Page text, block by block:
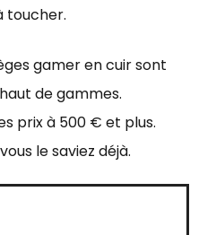
toucher.
gamer en cuir sont
de gammes.
prix à 500 € et plus.
le saviez déjà.